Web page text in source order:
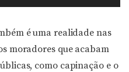
é uma realidade nas
moradores que acabam
como capinação e o